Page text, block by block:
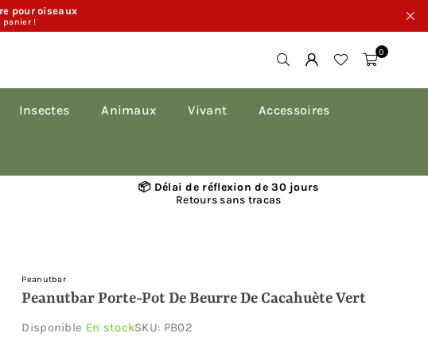
pour oiseaux
panier !
0
Insectes Animaux Vivant Accessoires
📦 Délai de réflexion de 30 jours
Retours sans tracas
Peanutbar
Peanutbar Porte-Pot De Beurre De Cacahuète Vert
Disponible En stockSKU: PB02